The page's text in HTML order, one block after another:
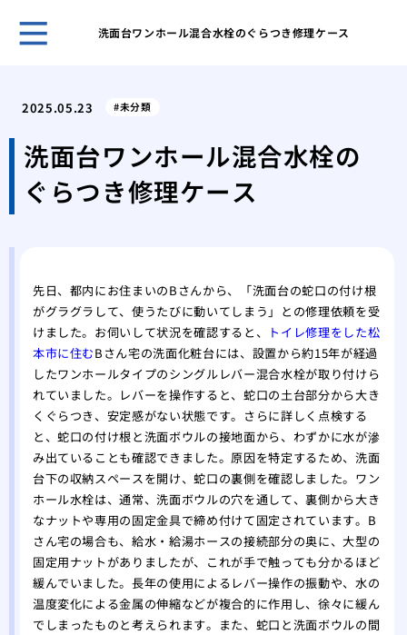
洗面台ワンホール混合水栓のぐらつき修理ケース
洗
方
特
処法
2025.05.23 未分類
洗面台ワンホール混合水栓の
ぐらつき修理ケース
先日、都内にお住まいのBさんから、「洗面台の蛇口の付け根
がグラグラして、使うたびに動いてしまう」との修理依頼を受
けました。お伺いして状況を確認すると、
トイレ修理をした松
本市に住むBさん宅の洗面化粧台には、設置から約15年が経過
したワンホールタイプのシングルレバー混合水栓が取り付けら
れていました。レバーを操作すると、蛇口の土台部分から大き
くぐらつき、安定感がない状態です。さらに詳しく点検する
と、蛇口の付け根と洗面ボウルの接地面から、わずかに水が滲
み出ていることも確認できました。原因を特定するため、洗面
台下の収納スペースを開け、蛇口の裏側を確認しました。ワン
ホール水栓は、通常、洗面ボウルの穴を通して、裏側から大き
なナットや専用の固定金具で締め付けて固定されています。B
さん宅の場合も、給水・給湯ホースの接続部分の奥に、大型の
固定用ナットがありましたが、これが手で触っても分かるほど
緩んでいました。長年の使用によるレバー操作の振動や、水の
温度変化による金属の伸縮などが複合的に作用し、徐々に緩ん
でしまったものと考えられます。また、蛇口と洗面ボウルの間